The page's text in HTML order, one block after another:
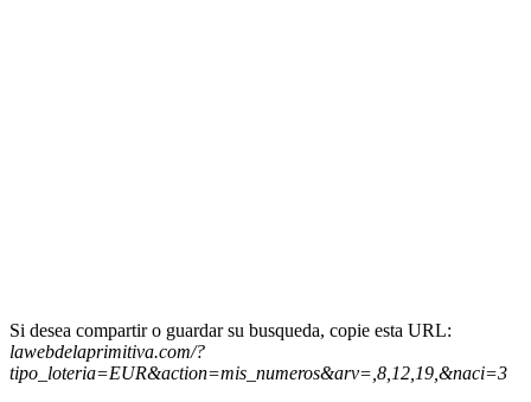
Si desea compartir o guardar su busqueda, copie esta URL:
lawebdelaprimitiva.com/?
tipo_loteria=EUR&action=mis_numeros&arv=,8,12,19,&naci=3